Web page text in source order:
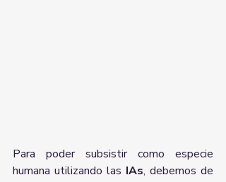
Para poder subsistir como especie
humana utilizando las IAs